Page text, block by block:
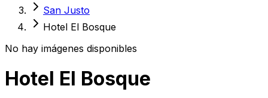
San Justo
Hotel El Bosque
No hay imágenes disponibles
Hotel El Bosque